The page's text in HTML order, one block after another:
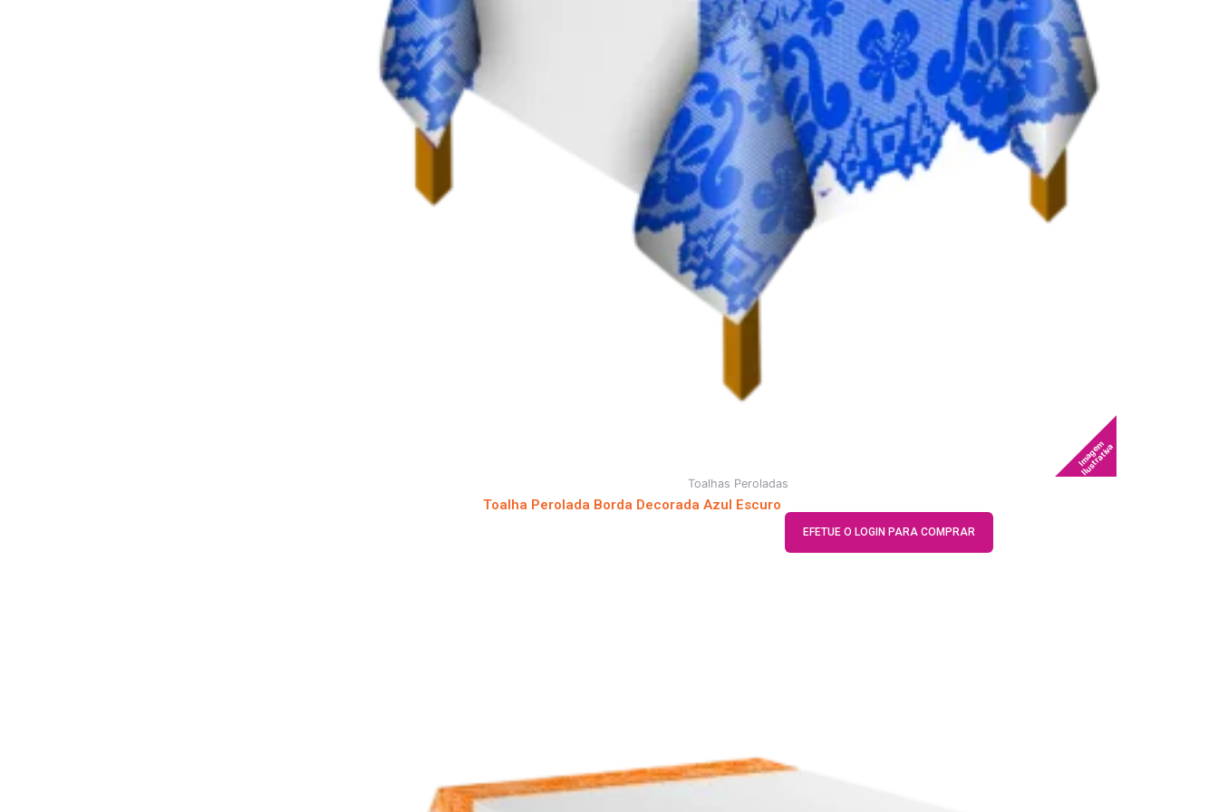
Imagem
Ilustrativa
Toalhas Peroladas
Toalha Perolada Borda Decorada Azul Escuro
EFETUE O LOGIN PARA COMPRAR